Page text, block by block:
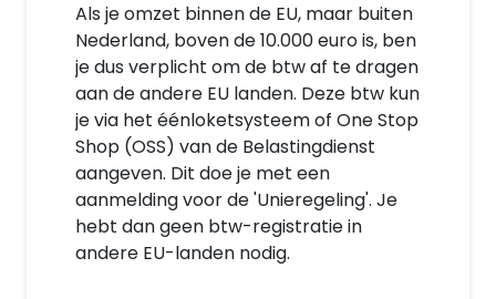
Als je omzet binnen de EU, maar buiten
Nederland, boven de 10.000 euro is, ben
je dus verplicht om de btw af te dragen
aan de andere EU landen. Deze btw kun
je via het éénloketsysteem of One Stop
Shop (OSS) van de Belastingdienst
aangeven. Dit doe je met een
aanmelding voor de 'Unieregeling'. Je
hebt dan geen btw-registratie in
andere EU-landen nodig.